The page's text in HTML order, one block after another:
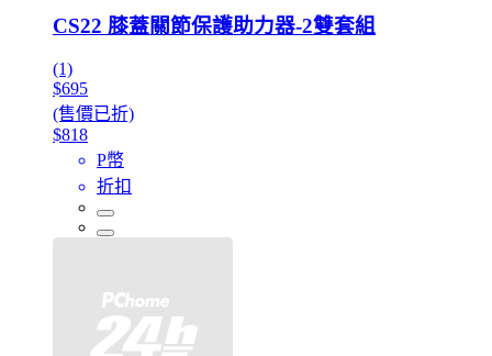
CS22 膝蓋關節保護助力器-2雙套組
(1)
$695
(售價已折)
$818
P幣
折扣